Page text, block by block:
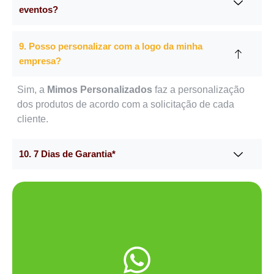
eventos?
9. Posso personalizar com a logo da minha
empresa?
Sim, a Mimos Personalizados faz a personalização
dos produtos de acordo com a solicitação de cada
cliente.
10. 7 Dias de Garantia*
Me chama no WhatsApp.